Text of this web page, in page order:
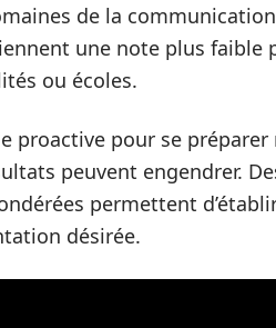
de la
une note plus faible
ou écoles.
proactive pour se
peuvent engendrer.
permettent
désirée.